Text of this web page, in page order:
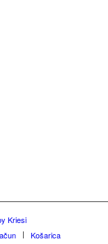
Kriesi
Košarica